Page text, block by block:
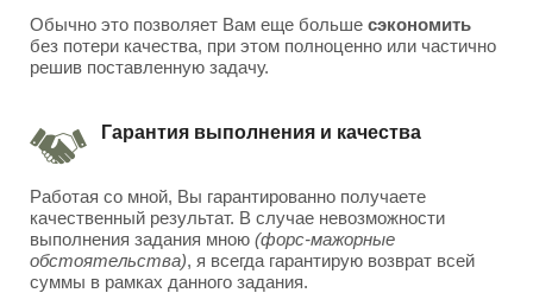
Обычно это позволяет Вам еще больше сэкономить
без потери качества, при этом полноценно или частично
решив поставленную задачу.
Гарантия выполнения и качества
Работая со мной, Вы гарантированно получаете
качественный результат. В случае невозможности
выполнения задания мною (форс-мажорные
обстоятельства), я всегда гарантирую возврат всей
суммы в рамках данного задания.